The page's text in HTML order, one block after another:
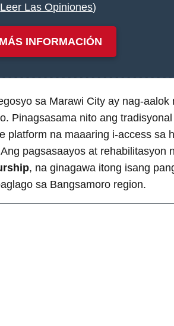
Leer Las Opiniones)
MÁS INFORMACIÓN
sa Marawi City ay nag-aalok
Pinagsasama nito ang
na maaaring i-access sa
pagsasaayos at rehabilitasyon
, na ginagawa itong isang
sa Bangsamoro region.